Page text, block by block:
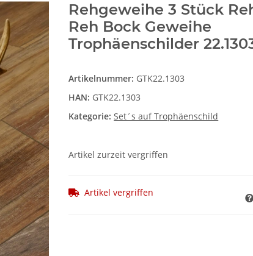
Rehgeweihe 3 Stück
Reh Bock Geweihe
Trophäenschilder
Artikelnummer: GTK22.1303
HAN: GTK22.1303
Kategorie:Set´s auf Trophäenschild
Artikel zurzeit vergriffen
Artikel vergriffen